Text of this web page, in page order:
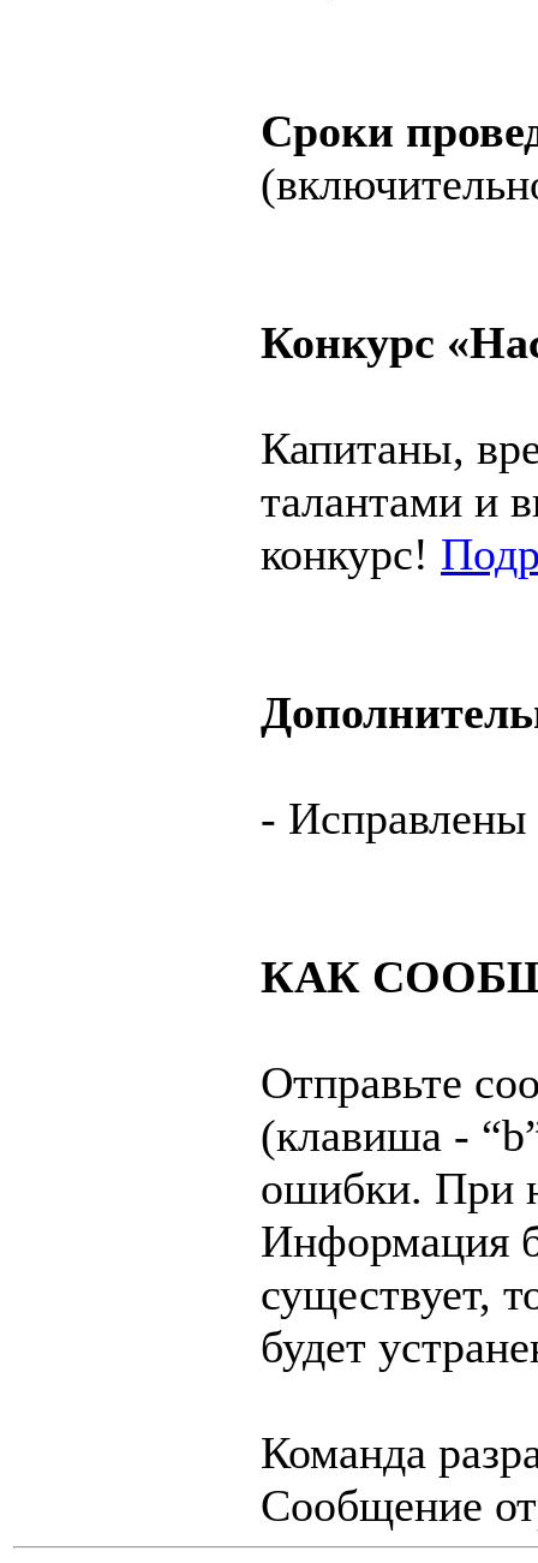
Сроки
Конкурс
Капитаны,
талантами и
конкурс!
- Исправлены
КАК
Отправьте
(клавиша -
ошибки. При
Информация
существует,
будет
Команда
Сообщение